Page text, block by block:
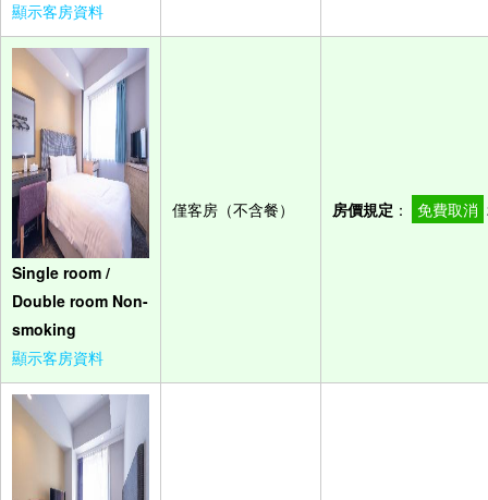
顯示客房資料
Single room /
Double room Non-
smoking
顯示客房資料
僅客房（不含餐） 房價規定 ： 免費取消